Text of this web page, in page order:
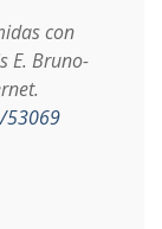
con
E. Bruno-
53069